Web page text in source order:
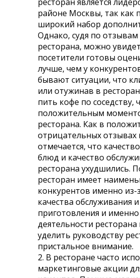
районе Москвы, так как
широкий набор
Однако, судя по
ресторана, можно
посетители готовы
лучше, чем у
бывают ситуации, что
или отужинав в
пить кофе по соседству,
положительным
ресторана. Как в
отрицательных отзывах
отмечается, что
блюд и качество
ресторана ухудшились.
ресторан имеет
конкурентов именно из-
качества обслуживания
приготовления и
деятельности
уделить руководству
пристальное внимание.
2. В ресторане часто
маркетинговые акции